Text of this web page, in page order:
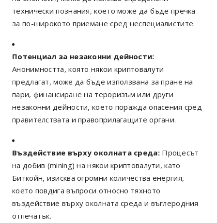
технически познания, което може да бъде пречка
за по-широкото приемане сред неспециалистите.
Потенциал за незаконни дейности:
Анонимността, която някои криптовалути
предлагат, може да бъде използвана за пране на
пари, финансиране на тероризъм или други
незаконни дейности, което поражда опасения сред
правителствата и правоприлагащите органи.
Въздействие върху околната среда:Процесът
на добив (mining) на някои криптовалути, като
Биткойн, изисква огромни количества енергия,
което повдига въпроси относно тяхното
въздействие върху околната среда и въглеродния
отпечатък.